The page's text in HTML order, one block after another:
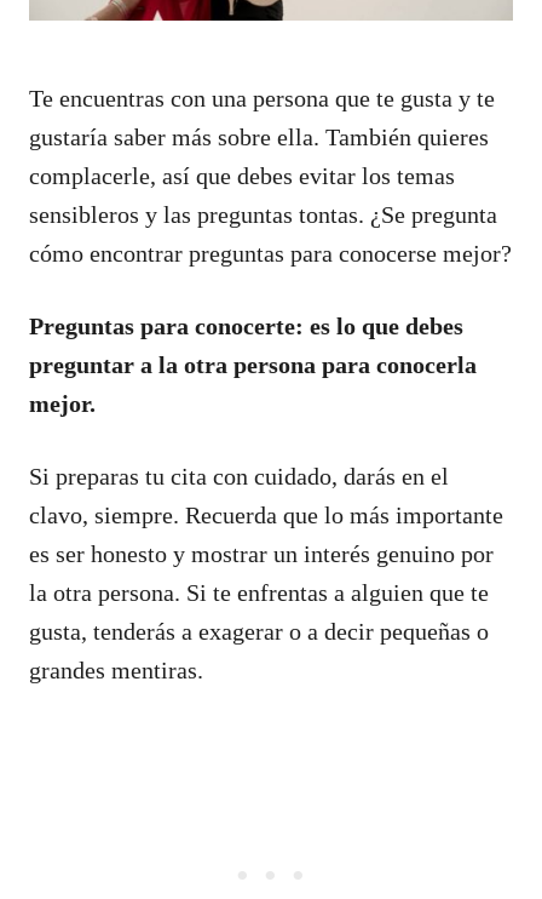
Te encuentras con una persona que te gusta y te
gustaría saber más sobre ella. También quieres
complacerle, así que debes evitar los temas
sensibleros y las preguntas tontas. ¿Se pregunta
cómo encontrar preguntas para conocerse mejor?
Preguntas para conocerte: es lo que debes
preguntar a la otra persona para conocerla
mejor.
Si preparas tu cita con cuidado, darás en el
clavo, siempre. Recuerda que lo más importante
es ser honesto y mostrar un interés genuino por
la otra persona. Si te enfrentas a alguien que te
gusta, tenderás a exagerar o a decir pequeñas o
grandes mentiras.